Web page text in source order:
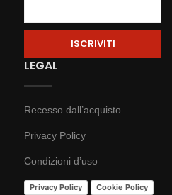
LEGAL
Recesso dall’acquisto
Privacy Policy
Condizioni d’uso
Privacy Policy Cookie Policy